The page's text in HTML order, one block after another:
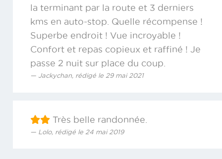
la terminant par la route et 3 derniers
kms en auto-stop. Quelle récompense !
Superbe endroit ! Vue incroyable !
Confort et repas copieux et raffiné ! Je
passe 2 nuit sur place du coup.
Jackychan, rédigé le 29 mai 2021
Très belle randonnée.
Lolo, rédigé le 24 mai 2019